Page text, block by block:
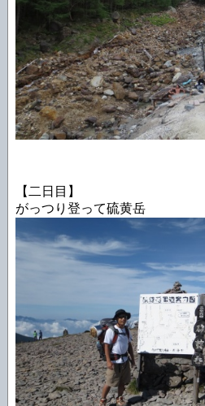
【二日目】
がっつり登って硫黄岳